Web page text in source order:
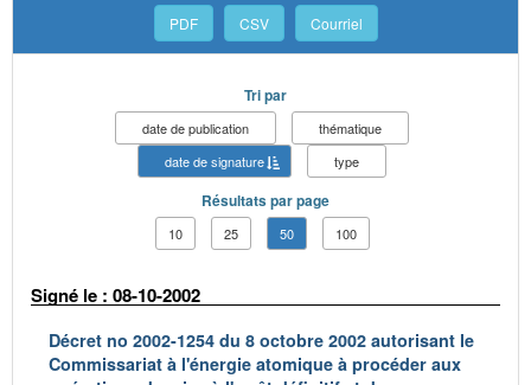
PDF CSV Courriel
Tri par
date de publication
thématique
date de signature
type
Résultats par page
10 25 50 100
Signé le : 08-10-2002
Décret no 2002-1254 du 8 octobre 2002 autorisant le
Commissariat à l'énergie atomique à procéder aux